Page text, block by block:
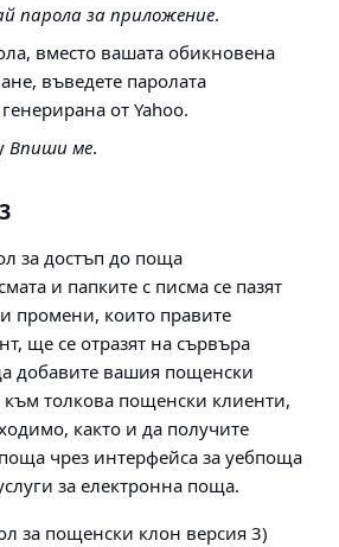
парола за приложение.
вместо вашата обикновена
въведете паролата
от Yahoo.
Впиши ме.
за достъп до поща
и папките с писма се пазят
промени, които правите
ще се отразят на сървъра
добавите вашия пощенски
толкова пощенски клиенти,
както и да получите
чрез интерфейса за уебпоща
за електронна поща.
за пощенски клон версия 3)